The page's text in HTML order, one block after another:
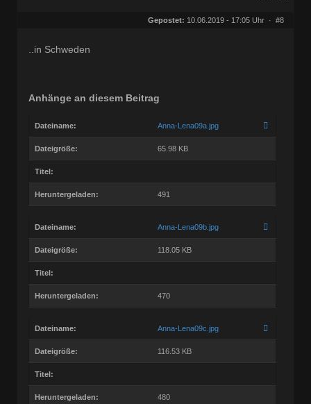
Gepostet: 10.06.2019 - 17:05 Uhr · #8
..in Schweden
Anhänge an diesem Beitrag
Dateiname: Anna-Lena09a.jpg
Dateigröße: 65.98 KB
Titel:
Heruntergeladen: 491
Dateiname: Anna-Lena09b.jpg
Dateigröße: 118.05 KB
Titel:
Heruntergeladen: 470
Dateiname: Anna-Lena09c.jpg
Dateigröße: 116.53 KB
Titel:
Heruntergeladen: 480